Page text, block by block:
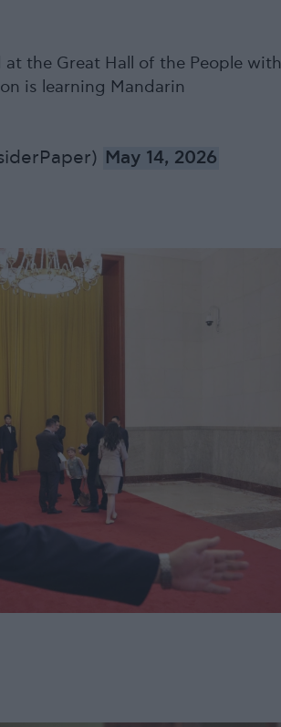
at the Great Hall of the People with
is learning Mandarin
May 14, 2026